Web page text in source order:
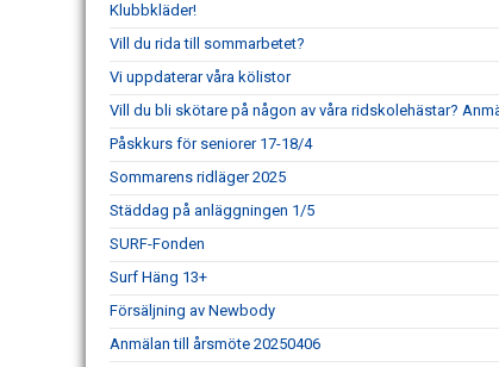
Klubbkläder!
Vill du rida till sommarbetet?
Vi uppdaterar våra kölistor
Vill du bli skötare på någon av våra ridskolehästar?
Påskkurs för seniorer 17-18/4
Sommarens ridläger 2025
Städdag på anläggningen 1/5
SURF-Fonden
Surf Häng 13+
Försäljning av Newbody
Anmälan till årsmöte 20250406